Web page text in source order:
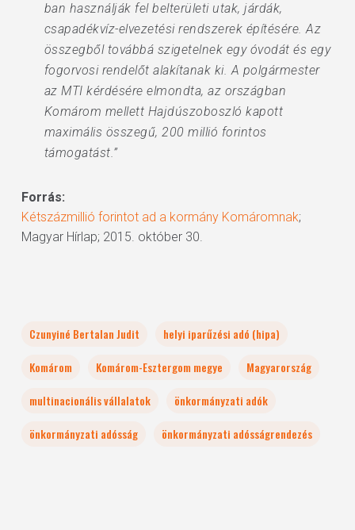
ban használják fel belterületi utak, járdák,
csapadékvíz-elvezetési rendszerek építésére. Az
összegből továbbá szigetelnek egy óvodát és egy
fogorvosi rendelőt alakítanak ki. A polgármester
az MTI kérdésére elmondta, az országban
Komárom mellett Hajdúszoboszló kapott
maximális összegű, 200 millió forintos
támogatást.”
Forrás:
Kétszázmillió forintot ad a kormány Komáromnak;
Magyar Hírlap; 2015. október 30.
Czunyiné Bertalan Judit
helyi iparűzési adó (hipa)
Komárom
Komárom-Esztergom megye
Magyarország
multinacionális vállalatok
önkormányzati adók
önkormányzati adósság
önkormányzati adósságrendezés